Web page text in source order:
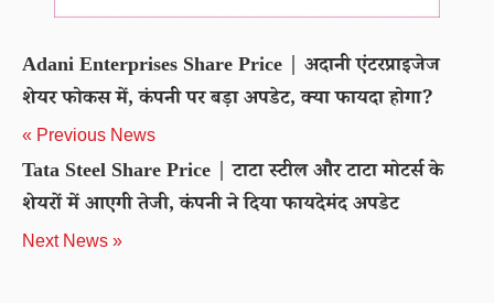
Adani Enterprises Share Price | अदानी एंटरप्राइजेज
शेयर फोकस में, कंपनी पर बड़ा अपडेट, क्या फायदा होगा?
« Previous News
Tata Steel Share Price | टाटा स्टील और टाटा मोटर्स के
शेयरों में आएगी तेजी, कंपनी ने दिया फायदेमंद अपडेट
Next News »